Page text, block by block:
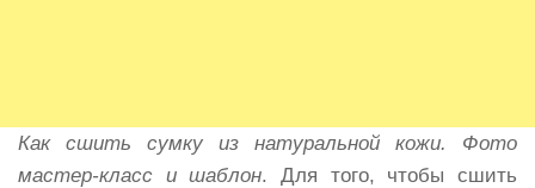
Как сшить сумку из натуральной кожи. Фото
мастер-класс и шаблон. Для того, чтобы сшить